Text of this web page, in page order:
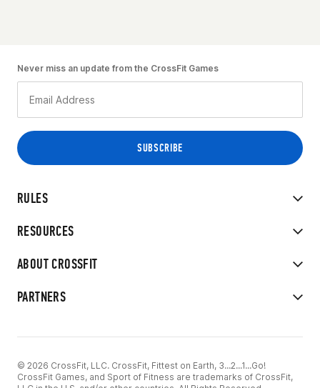
RULES
RESOURCES
ABOUT CROSSFIT
PARTNERS
Never miss an update from the CrossFit Games
© 2026 CrossFit, LLC. CrossFit, Fittest on Earth, 3...2...1...Go!
CrossFit Games, and Sport of Fitness are trademarks of CrossFit,